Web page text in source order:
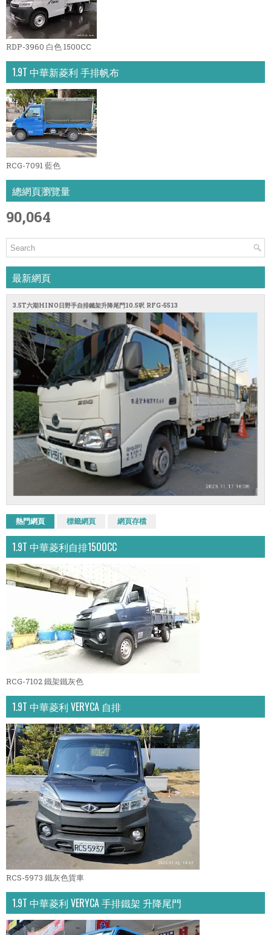
RDP-3960 白色 1500CC
1.9T 中華新菱利 手排帆布
RCG-7091 藍色
總網頁瀏覽量
90,064
最新網頁
3.5T六期HINO日野手自排鐵架升降尾門10.5呎 RFG-5513
熱門網頁 標籤網頁 網頁存檔
1.9T 中華菱利自排1500CC
RCG-7102 鐵架鐵灰色
1.9T 中華菱利 VERYCA 自排
RCS-5973 鐵灰色貨車
1.9T 中華菱利 VERYCA 手排鐵架 升降尾門